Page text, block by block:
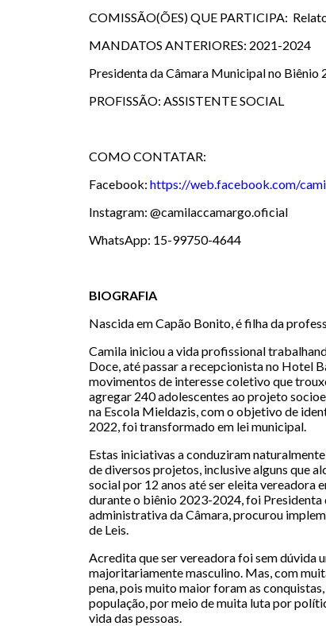
COMISSÃO(ÕES) QUE PARTICIPA:
MANDATOS ANTERIORES: 2021-2024
Presidenta da Câmara Municipal no
PROFISSÃO: ASSISTENTE SOCIAL
COMO CONTATAR:
Facebook: https://web.facebook.com/
Instagram: @camilaccamargo.oficial
WhatsApp: 15-99750-4644
BIOGRAFIA
Nascida em Capão Bonito, é filha da
Camila iniciou a vida profissional
Doce, até passar a recepcionista no Hotel
movimentos de interesse coletivo que
agregar 240 adolescentes ao projeto
na Escola Mieldazis, com o objetivo de
2022, foi transformado em lei municipal.
Estas iniciativas a conduziram
de diversos projetos, inclusive alguns que
social por 12 anos até ser eleita vereadora
durante o biênio 2023-2024, foi Presidenta
administrativa da Câmara, procurou
de Leis.
Acredita que ser vereadora foi sem dúvida
majoritariamente masculino. Mas, com
pena, pois muito maior foram as
população, por meio de muita luta por
vida das pessoas.